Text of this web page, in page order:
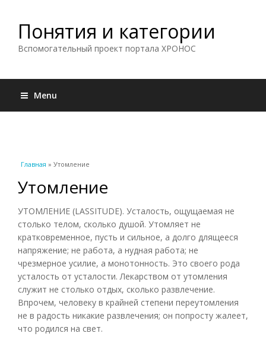
Понятия и категории
Вспомогательный проект портала ХРОНОС
Menu
Вы здесь
Главная » Утомление
Утомление
УТОМЛЕНИЕ (LASSITUDE). Усталость, ощущаемая не
столько телом, сколько душой. Утомляет не
кратковременное, пусть и сильное, а долго длящееся
напряжение; не работа, а нудная работа; не
чрезмерное усилие, а монотонность. Это своего рода
усталость от усталости. Лекарством от утомления
служит не столько отдых, сколько развлечение.
Впрочем, человеку в крайней степени переутомления
не в радость никакие развлечения; он попросту жалеет,
что родился на свет.